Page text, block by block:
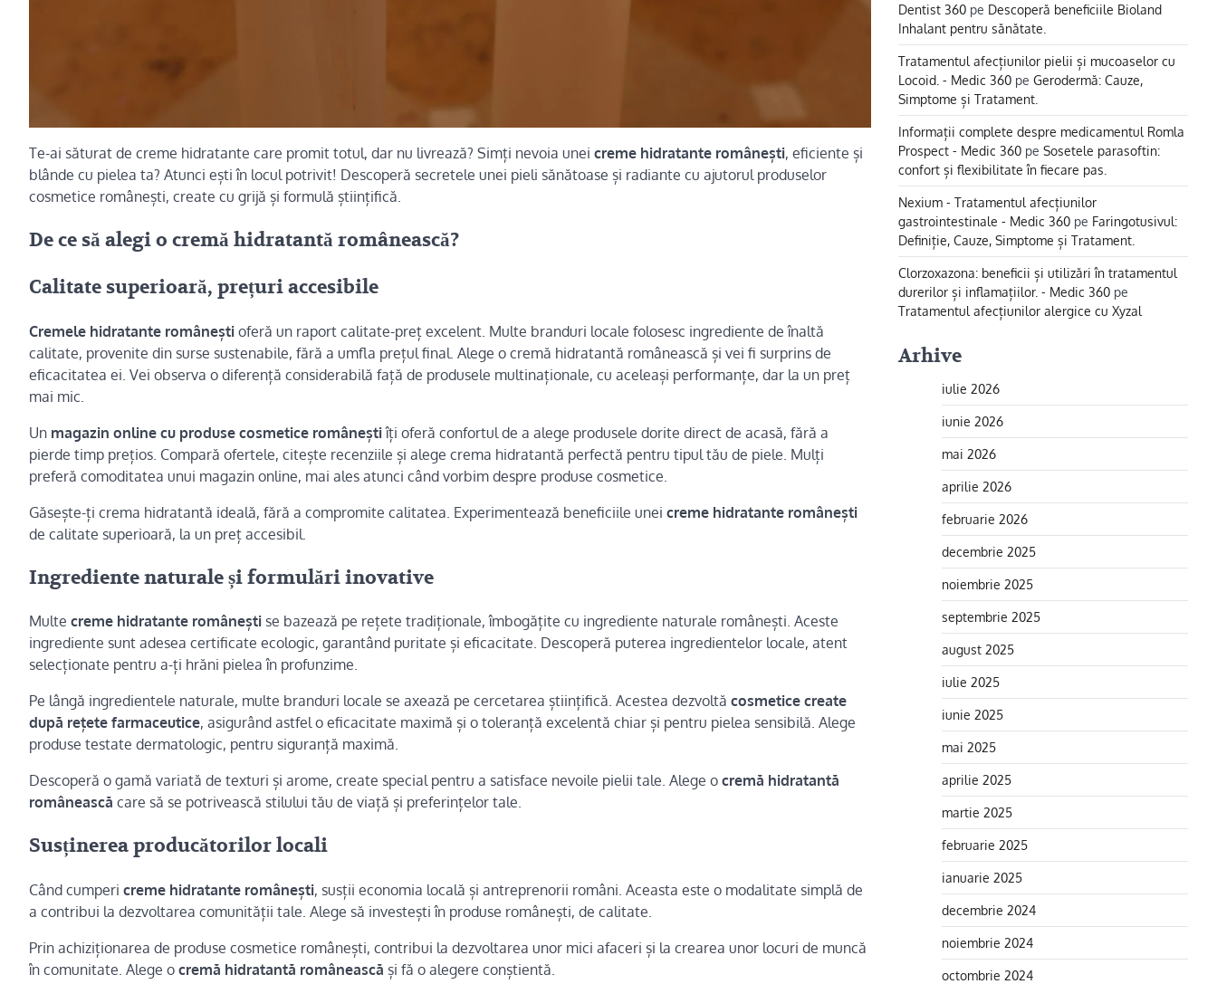
Te-ai săturat de creme hidratante care promit totul, dar nu livrează? Simți nevoia unei creme hidratante românești, eficiente și
blânde cu pielea ta? Atunci ești în locul potrivit! Descoperă secretele unei pieli sănătoase și radiante cu ajutorul produselor
cosmetice românești, create cu grijă și formulă științifică.
De ce să alegi o cremă hidratantă românească?
Calitate superioară, prețuri accesibile
Cremele hidratante românești oferă un raport calitate-preț excelent. Multe branduri locale folosesc ingrediente de înaltă
calitate, provenite din surse sustenabile, fără a umfla prețul final. Alege o cremă hidratantă românească și vei fi surprins de
eficacitatea ei. Vei observa o diferență considerabilă față de produsele multinaționale, cu aceleași performanțe, dar la un preț
mai mic.
Un magazin online cu produse cosmetice româneștiîți oferă confortul de a alege produsele dorite direct de acasă, fără a
pierde timp prețios. Compară ofertele, citește recenziile și alege crema hidratantă perfectă pentru tipul tău de piele. Mulți
preferă comoditatea unui magazin online, mai ales atunci când vorbim despre produse cosmetice.
Găsește-ți crema hidratantă ideală, fără a compromite calitatea. Experimentează beneficiile unei creme hidratante românești
de calitate superioară, la un preț accesibil.
Ingrediente naturale și formulări inovative
Multe creme hidratante românești se bazează pe rețete tradiționale, îmbogățite cu ingrediente naturale românești. Aceste
ingrediente sunt adesea certificate ecologic, garantând puritate și eficacitate. Descoperă puterea ingredientelor locale, atent
selecționate pentru a-ți hrăni pielea în profunzime.
Pe lângă ingredientele naturale, multe branduri locale se axează pe cercetarea științifică. Acestea dezvoltă cosmetice create
după rețete farmaceutice, asigurând astfel o eficacitate maximă și o toleranță excelentă chiar și pentru pielea sensibilă. Alege
produse testate dermatologic, pentru siguranță maximă.
Descoperă o gamă variată de texturi și arome, create special pentru a satisface nevoile pielii tale. Alege o cremă hidratantă
românească care să se potrivească stilului tău de viață și preferințelor tale.
Susținerea producătorilor locali
Când cumperi creme hidratante românești, susții economia locală și antreprenorii români. Aceasta este o modalitate simplă de
a contribui la dezvoltarea comunității tale. Alege să investești în produse românești, de calitate.
Prin achiziționarea de produse cosmetice românești, contribui la dezvoltarea unor mici afaceri și la crearea unor locuri de muncă
în comunitate. Alege o cremă hidratantă românească și fă o alegere conștientă.
Dentist 360 pe Descoperă beneficiile Bioland
Inhalant pentru sănătate.
Tratamentul afecțiunilor pielii și mucoaselor cu
Locoid. - Medic 360 pe Gerodermă: Cauze,
Simptome și Tratament.
Informații complete despre medicamentul Romla
Prospect - Medic 360 pe Sosetele parasoftin:
confort și flexibilitate în fiecare pas.
Nexium - Tratamentul afecțiunilor
gastrointestinale - Medic 360 pe Faringotusivul:
Definiție, Cauze, Simptome și Tratament.
Clorzoxazona: beneficii și utilizări în tratamentul
durerilor și inflamațiilor. - Medic 360 pe
Tratamentul afecțiunilor alergice cu Xyzal
Arhive
iulie 2026
iunie 2026
mai 2026
aprilie 2026
februarie 2026
decembrie 2025
noiembrie 2025
septembrie 2025
august 2025
iulie 2025
iunie 2025
mai 2025
aprilie 2025
martie 2025
februarie 2025
ianuarie 2025
decembrie 2024
noiembrie 2024
octombrie 2024